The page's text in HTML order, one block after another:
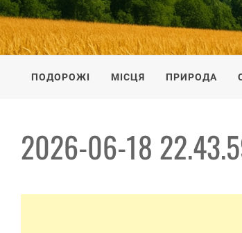
ПОДОРОЖI ПО УКРАЇНІ
ПОДОРОЖІ МІСЦЯ ПРИРОДА
2026-06-18